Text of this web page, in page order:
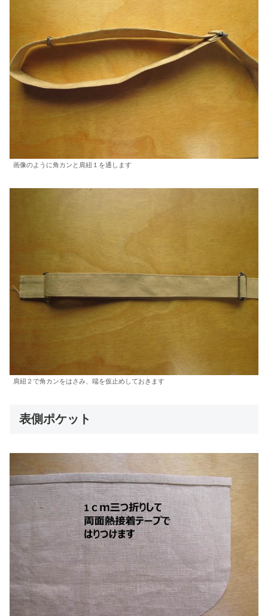
画像のように角カンと肩紐１を通します
肩紐２で角カンをはさみ、端を仮止めしておきます
表側ポケット